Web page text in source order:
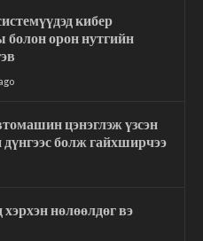
кибер
болон орон нутгийн
цэнэглэж үзсэн
болж гайхширчээ
нөлөөлдөг вэ